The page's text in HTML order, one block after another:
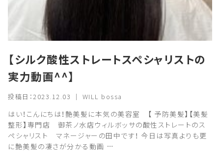
【シルク酸性ストレートスペシャリストの
実力動画^^】
投稿日：2023.12.03 ｜ WILL bossa
はい！こんにちは！艶美髪に本気の美容室 【 予防美髪】【美髪
整形】専門店 御茶ノ水店ウィルボッサの酸性ストレートのス
ペシャリスト マネージャーの田中です！ 今日は写真よりも更
に艶美髪の凄さが分かる動画 …